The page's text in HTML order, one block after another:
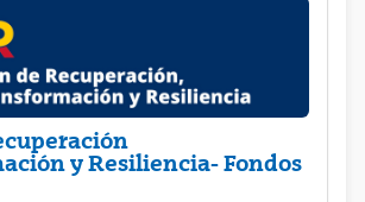
y Resiliencia- Fondos